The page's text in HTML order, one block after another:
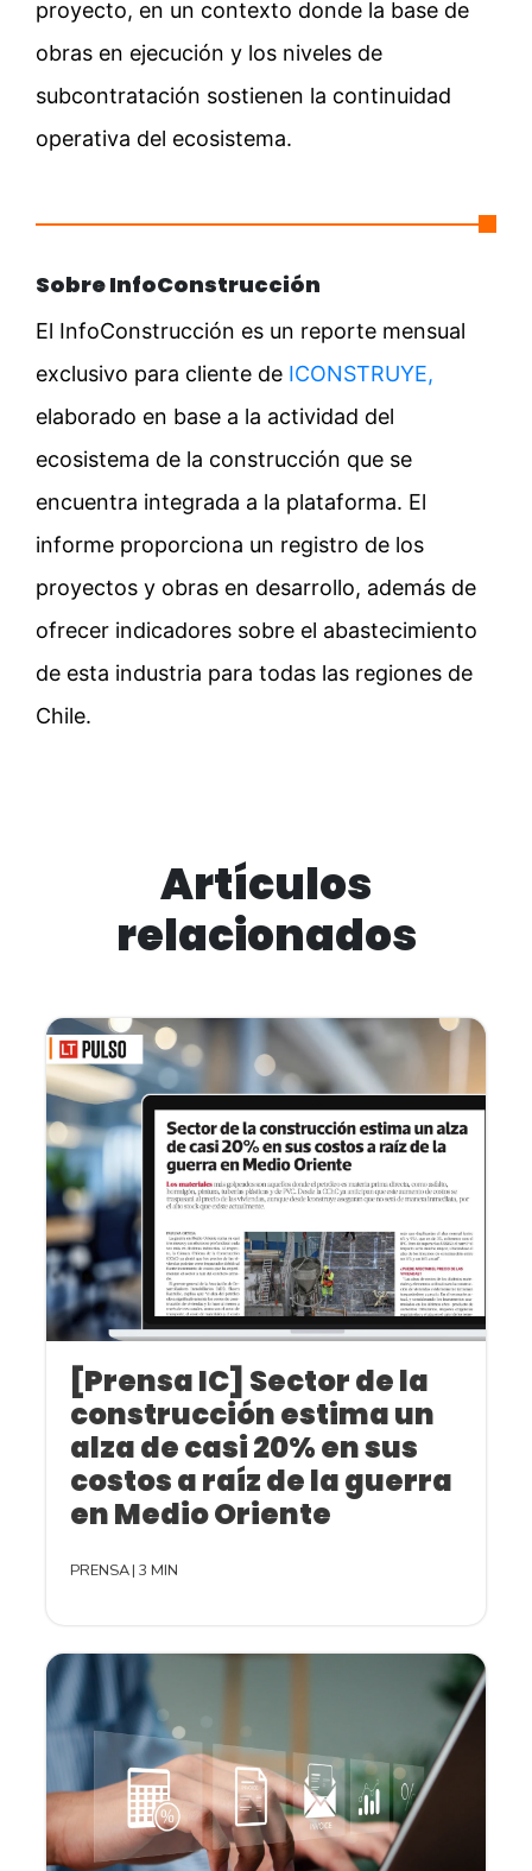
proyecto, en un contexto donde la base de
obras en ejecución y los niveles de
subcontratación sostienen la continuidad
operativa del ecosistema.
Sobre InfoConstrucción
El InfoConstrucción es un reporte mensual
exclusivo para cliente de ICONSTRUYE,
elaborado en base a la actividad del
ecosistema de la construcción que se
encuentra integrada a la plataforma. El
informe proporciona un registro de los
proyectos y obras en desarrollo, además de
ofrecer indicadores sobre el abastecimiento
de esta industria para todas las regiones de
Chile.
Artículos
relacionados
[Prensa IC] Sector de la
construcción estima un
alza de casi 20% en sus
costos a raíz de la guerra
en Medio Oriente
PRENSA| 3 MIN